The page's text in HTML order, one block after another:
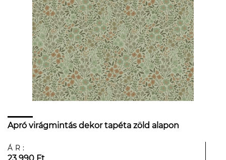
Apró virágmintás dekor tapéta zöld alapon
ÁR: